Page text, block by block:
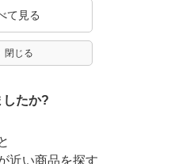
て見る
閉じる
したか?
近い商品を探す